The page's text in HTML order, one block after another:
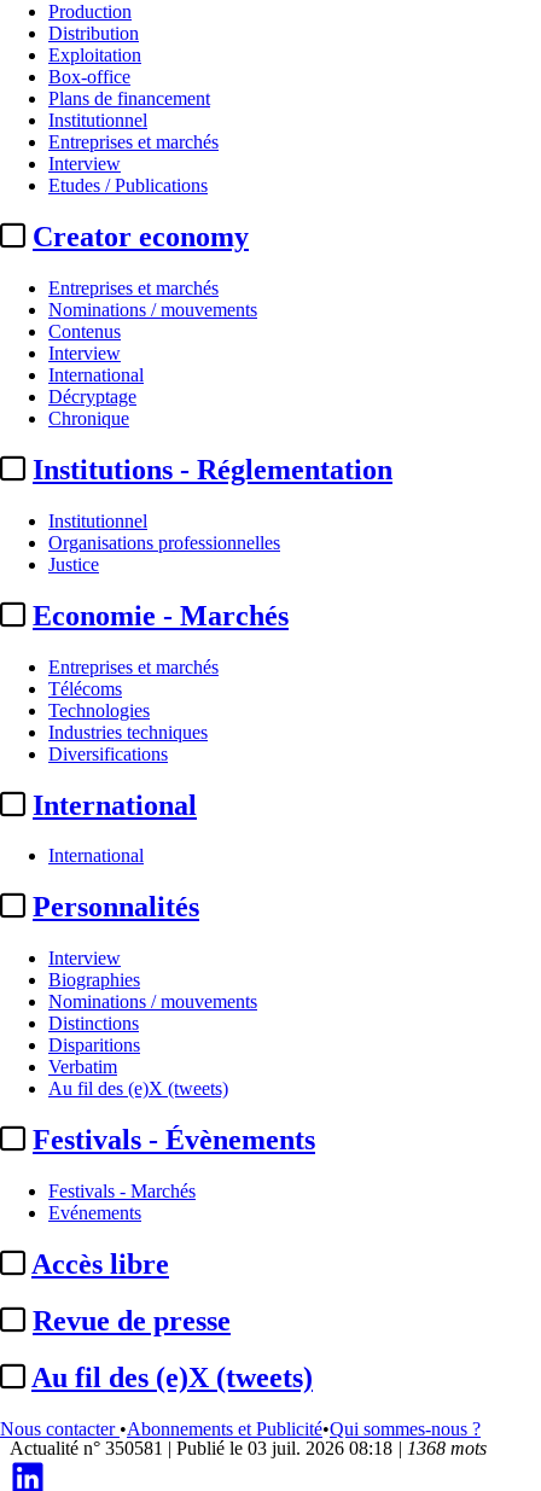
Production
Distribution
Exploitation
Box-office
Plans de financement
Institutionnel
Entreprises et marchés
Interview
Etudes / Publications
Creator economy
Entreprises et marchés
Nominations / mouvements
Contenus
Interview
International
Décryptage
Chronique
Institutions - Réglementation
Institutionnel
Organisations professionnelles
Justice
Economie - Marchés
Entreprises et marchés
Télécoms
Technologies
Industries techniques
Diversifications
International
International
Personnalités
Interview
Biographies
Nominations / mouvements
Distinctions
Disparitions
Verbatim
Au fil des (e)X (tweets)
Festivals - Évènements
Festivals - Marchés
Evénements
Accès libre
Revue de presse
Au fil des (e)X (tweets)
Nous contacter •Abonnements et Publicité•Qui sommes-nous ?
Fréquentation / 2e
trimestre 2026 :
vers les 180 millions d’entrées
...
ParFlorence Leroy
Actualité n° 350581 | Publié le 03 juil. 2026 08:18 | 1368 mots